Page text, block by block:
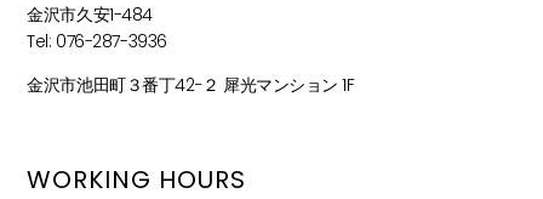
金沢市久安1-484
Tel: 076-287-3936
金沢市池田町３番丁42−２ 犀光マンション 1F
WORKING HOURS